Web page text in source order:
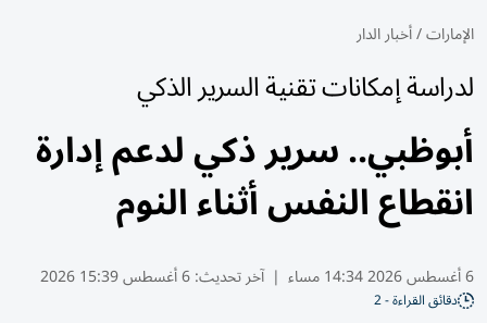
الإمارات/أخبار الدار
لدراسة إمكانات تقنية السرير الذكي
أبوظبي.. سرير ذكي لدعم إدارة
انقطاع النفس أثناء النوم
6 أغسطس 2026 14:34 مساء | آخر تحديث:6 أغسطس 15:39 2026
دقائق القراءة - 2